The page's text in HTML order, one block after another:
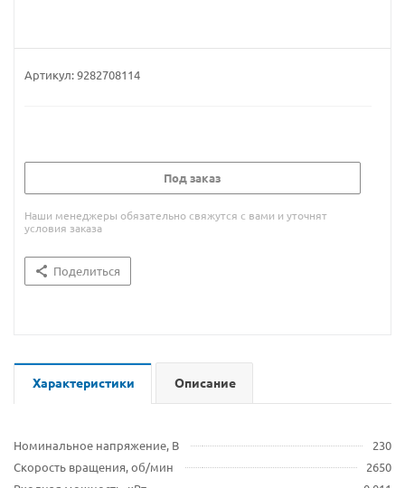
Артикул:9282708114
Под заказ
Наши менеджеры обязательно свяжутся с вами и уточнят
условия заказа
Поделиться
Характеристики Описание
Номинальное напряжение, В
230
Скорость вращения, об/мин
2650